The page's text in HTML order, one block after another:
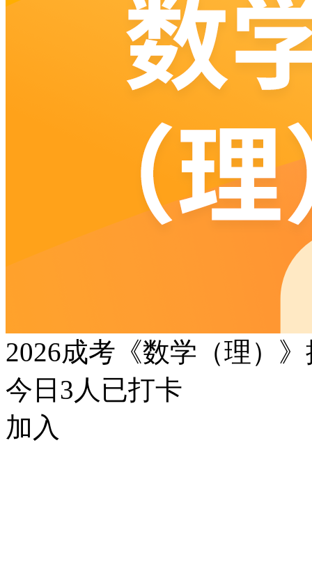
2026成考《数学（理）
今日 3 人已打卡
加入